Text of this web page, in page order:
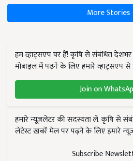
More Stories
हम व्हाट्सएप पर हैं! कृषि से संबंधित
मोबाइल में पढ़ने के लिए हमारे व्हाट्सएप
Join on
हमारे न्यूज़लेटर की सदस्यता लें. कृषि से
लेटेस्ट ख़बरें मेल पर पढ़ने के लिए हमारे
Subscribe